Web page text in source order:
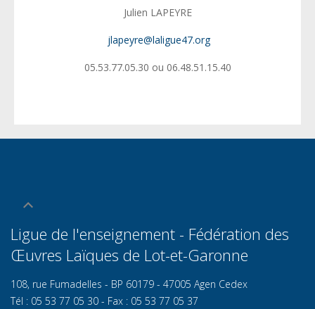
Julien LAPEYRE
jlapeyre@laligue47.org
05.53.77.05.30 ou 06.48.51.15.40
Ligue de l'enseignement - Fédération des
Œuvres Laïques de Lot-et-Garonne
108, rue Fumadelles - BP 60179 - 47005 Agen Cedex
Tél : 05 53 77 05 30 - Fax : 05 53 77 05 37